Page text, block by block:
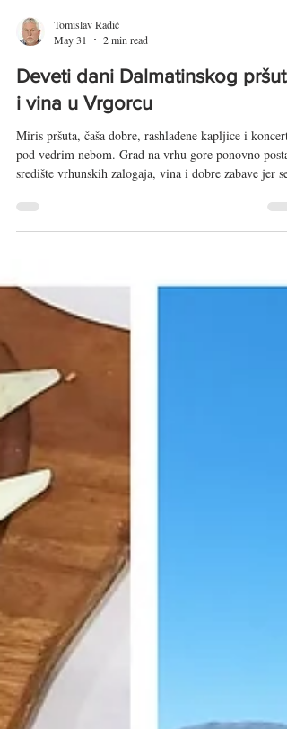
Tomislav Radić
May 31
2 min read
Deveti dani Dalmatinskog pršuta
i vina u Vrgorcu
Miris pršuta, čaša dobre, rashlađene kapljice i koncerti
središte vrhunskih zalogaja, vina i dobre zabave jer se
i 6. lipnja u Gradskom parku održavaju deveti Dani
rezanju pršuta do stručnog skupa i večernjih koncerata.
Vrgorac će i ove godine potvrditi status jednog od
najvažnijih središta proizvodnje Dalmatinskog p